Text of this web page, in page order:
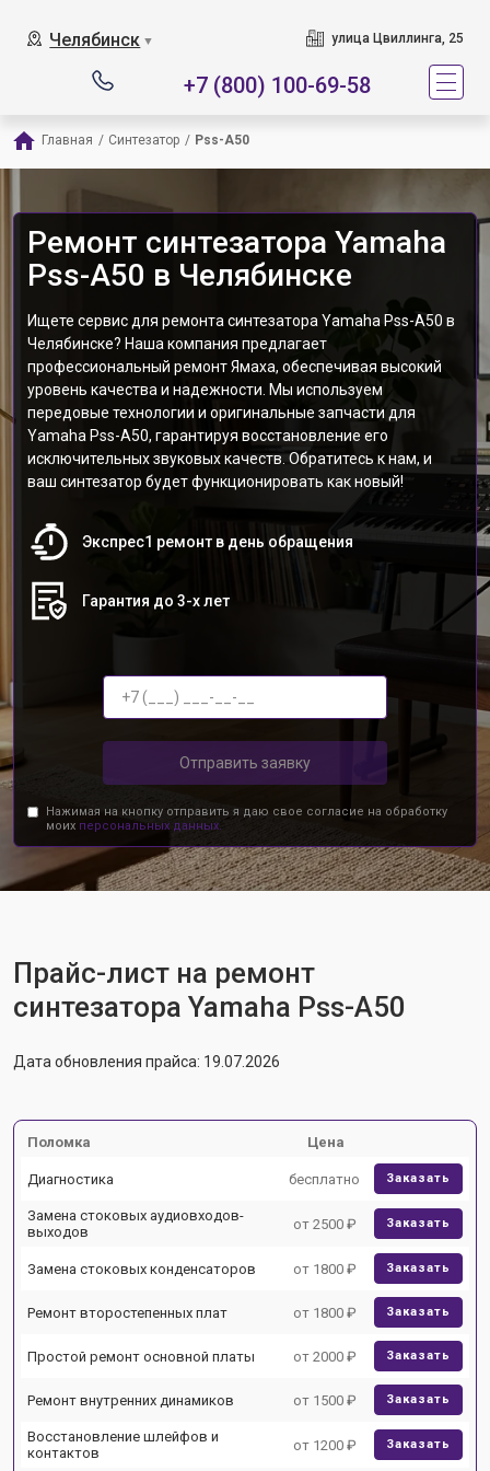
Челябинск ▼ улица Цвиллинга, 25
+7 (800) 100-69-58
Главная / Синтезатор / Pss-A50
Ремонт синтезатора Yamaha
Pss-A50 в Челябинске
Ищете сервис для ремонта синтезатора Yamaha Pss-A50 в
Челябинске? Наша компания предлагает
профессиональный ремонт Ямаха, обеспечивая высокий
уровень качества и надежности. Мы используем
передовые технологии и оригинальные запчасти для
Yamaha Pss-A50, гарантируя восстановление его
исключительных звуковых качеств. Обратитесь к нам, и
ваш синтезатор будет функционировать как новый!
Экспрес1 ремонт в день обращения
Гарантия до 3-х лет
Отправить заявку
Нажимая на кнопку отправить я даю свое согласие на обработку
моих персональных данных.
Прайс-лист на ремонт
синтезатора Yamaha Pss-A50
Дата обновления прайса: 19.07.2026
Поломка Цена
Диагностика бесплатно Заказать
Замена стоковых аудиовходов-
выходов
от 2500 ₽ Заказать
Замена стоковых конденсаторов от 1800 ₽ Заказать
Ремонт второстепенных плат от 1800 ₽ Заказать
Простой ремонт основной платы от 2000 ₽ Заказать
Ремонт внутренних динамиков от 1500 ₽ Заказать
Восстановление шлейфов и
контактов
от 1200 ₽ Заказать